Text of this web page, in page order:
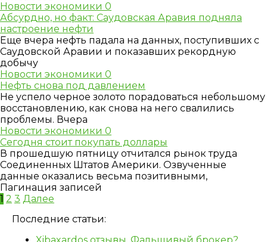
Новости экономики 0
Абсурдно, но факт: Саудовская Аравия подняла
настроение нефти
Еще вчера нефть падала на данных, поступивших с
Саудовской Аравии и показавших рекордную
добычу
Новости экономики 0
Нефть снова под давлением
Не успело черное золото порадоваться небольшому
восстановлению, как снова на него свалились
проблемы. Вчера
Новости экономики 0
Сегодня стоит покупать доллары
В прошедшую пятницу отчитался рынок труда
Соединенных Штатов Америки. Озвученные
данные оказались весьма позитивными,
Пагинация записей
1 2 3 Далее
Последние статьи: